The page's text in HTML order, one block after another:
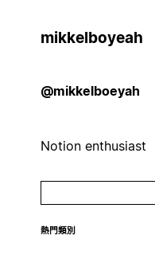
mikkelboyeah
@mikkelboeyah
Notion enthusiast
熱門類別